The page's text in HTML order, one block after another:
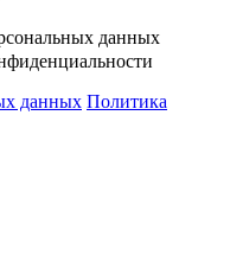
данных
данных Политика